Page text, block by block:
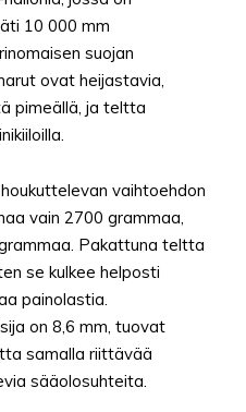
10 000 mm
suojan
ovat heijastavia,
pimeällä, ja teltta
vaihtoehdon
vain 2700 grammaa,
Pakattuna teltta
se kulkee helposti
painolastia.
on 8,6 mm, tuovat
samalla riittävää
sääolosuhteita.